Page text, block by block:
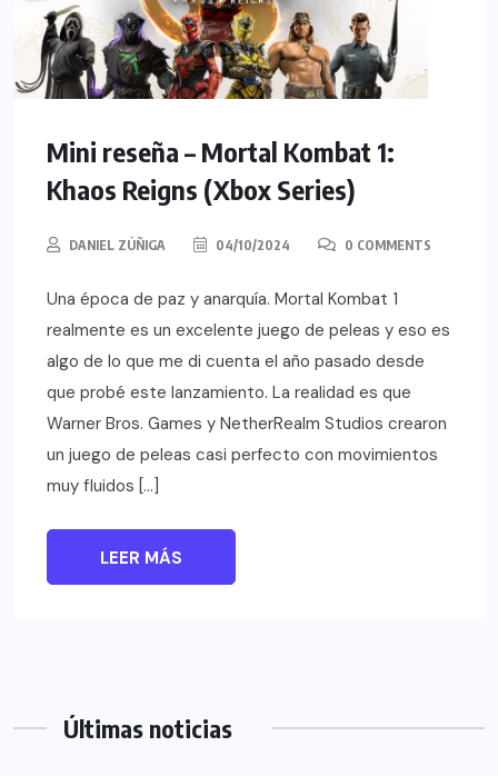
Mini reseña – Mortal Kombat 1:
Khaos Reigns (Xbox Series)
DANIEL ZÚÑIGA 04/10/2024 0 COMMENTS
Una época de paz y anarquía. Mortal Kombat 1
realmente es un excelente juego de peleas y eso es
algo de lo que me di cuenta el año pasado desde
que probé este lanzamiento. La realidad es que
Warner Bros. Games y NetherRealm Studios crearon
un juego de peleas casi perfecto con movimientos
muy fluidos […]
LEER MÁS
Últimas noticias